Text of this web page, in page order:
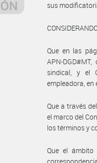
sus
Que en las
APN-
sindical, y el
empleadora, en
Que a través
el marco del
los términos y
Que el